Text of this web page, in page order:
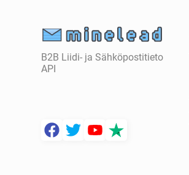
B2B Liidi- ja Sähköpostitieto
API